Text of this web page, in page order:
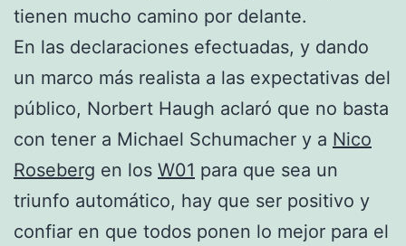
tienen mucho camino por delante.
En las declaraciones efectuadas, y dando
un marco más realista a las expectativas del
público, Norbert Haugh aclaró que no basta
con tener a Michael Schumacher y a Nico
Roseberg en los W01 para que sea un
triunfo automático, hay que ser positivo y
confiar en que todos ponen lo mejor para el